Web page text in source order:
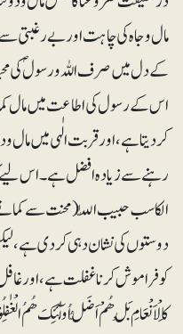
مال وجاہ کی چاہت اور بے رغبتی
کے دل میں صرف اللہ ورسولؐ کی
اس کے رسول کی اطاعت میں مال
کردیتا ہے، اور قربت الٰہی میں مال
رہنے سے زیادہ افضل ہے۔ اس لیے
الکاسب حبیب اللّٰہ (محنت سے
دوستوں کی نشان دہی کردی ہے،
کو فراموش کرنا غفلت ہے، اور
کَالْاَنْعَامِ بَلْ ھُمْ اَضَلُّ اُولٰٓئِکَ ھُمُ